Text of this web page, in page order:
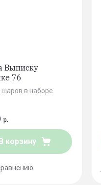
Выписку
76
в наборе
р.
корзину